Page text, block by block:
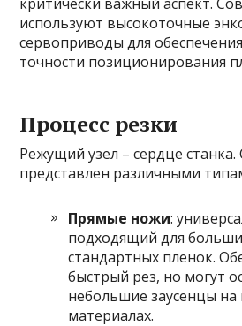
используют высокоточные
сервоприводы для
точности позиционирования
Процесс резки
Режущий узел – сердце
представлен различными
Прямые ножи:
подходящий для
стандартных пленок.
быстрый рез, но могут
небольшие заусенцы
материалах.